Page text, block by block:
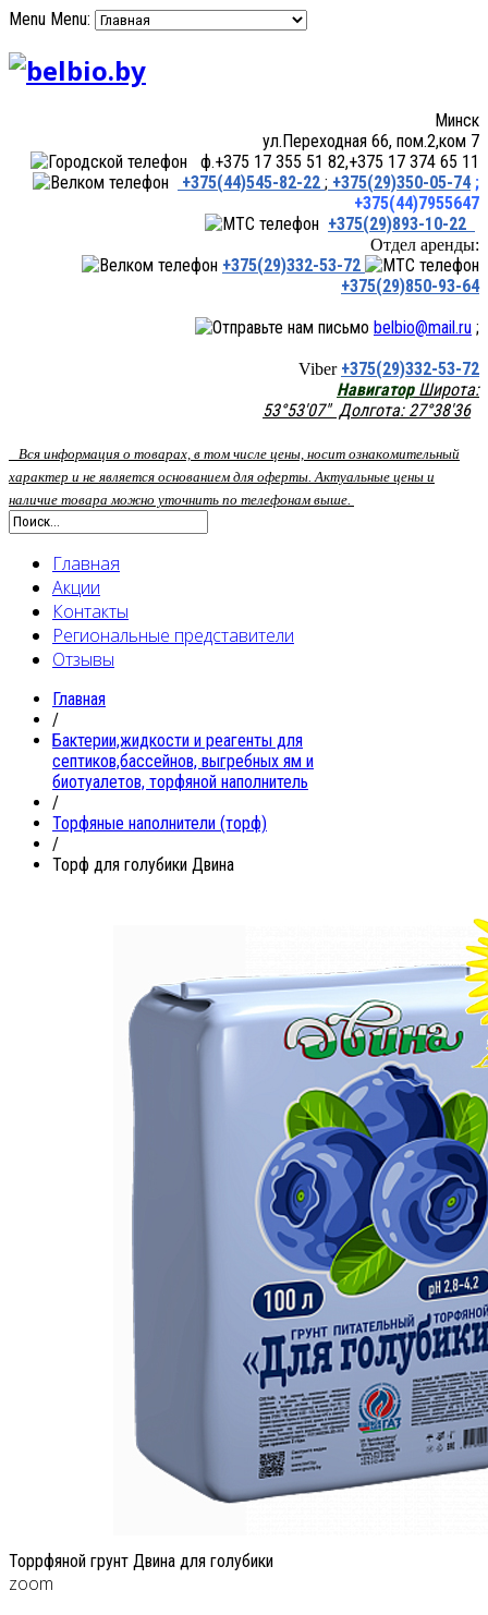
Menu Menu:
Минск
ул.Переходная 66, пом.2,ком 7
ф.+375 17 355 51 82,+375 17 374 65 11
+375(44)545-82-22 ; +375(29)350-05-74 ;
+375(44)7955647
+375(29)893-10-22
Отдел аренды:
+375(29)332-53-72
+375(29)850-93-64
belbio@mail.ru ;
Viber +375(29)332-53-72
НавигаторШирота:
53°53'07" Долгота: 27°38'36
Вся информация о товарах, в том числе цены, носит ознакомительный
характер и не является основанием для оферты. Актуальные цены и
наличие товара можно уточнить по телефонам выше.
Главная
Акции
Контакты
Региональные представители
Отзывы
Главная
/
Бактерии,жидкости и реагенты для
септиков,бассейнов, выгребных ям и
биотуалетов, торфяной наполнитель
/
Торфяные наполнители (торф)
/
Торф для голубики Двина
Торрфяной грунт Двина для голубики
zoom